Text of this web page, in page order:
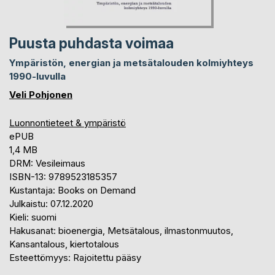
Puusta puhdasta voimaa
Ympäristön, energian ja metsätalouden kolmiyhteys
1990-luvulla
Veli Pohjonen
Luonnontieteet & ympäristö
ePUB
1,4 MB
DRM: Vesileimaus
ISBN-13: 9789523185357
Kustantaja: Books on Demand
Julkaistu: 07.12.2020
Kieli: suomi
Hakusanat: bioenergia, Metsätalous, ilmastonmuutos,
Kansantalous, kiertotalous
Esteettömyys: Rajoitettu pääsy